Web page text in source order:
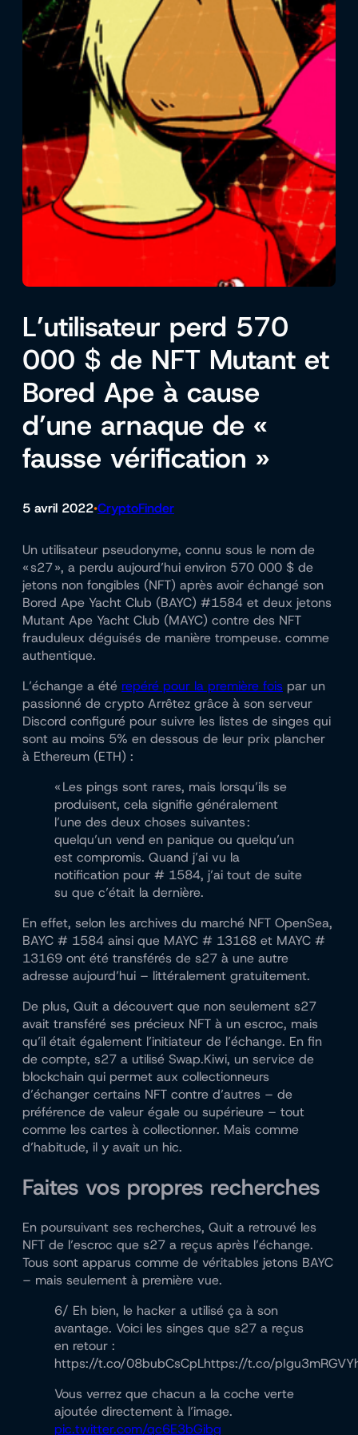
L’utilisateur perd 570
000 $ de NFT Mutant et
Bored Ape à cause
d’une arnaque de «
fausse vérification »
5 avril 2022•CryptoFinder
Un utilisateur pseudonyme, connu sous le nom de
« s27 », a perdu aujourd’hui environ 570 000 $ de
jetons non fongibles (NFT) après avoir échangé son
Bored Ape Yacht Club (BAYC) #1584 et deux jetons
Mutant Ape Yacht Club (MAYC) contre des NFT
frauduleux déguisés de manière trompeuse. comme
authentique.
L’échange a été repéré pour la première fois par un
passionné de crypto Arrêtez grâce à son serveur
Discord configuré pour suivre les listes de singes qui
sont au moins 5% en dessous de leur prix plancher
à Ethereum (ETH) :
« Les pings sont rares, mais lorsqu’ils se
produisent, cela signifie généralement
l’une des deux choses suivantes :
quelqu’un vend en panique ou quelqu’un
est compromis. Quand j’ai vu la
notification pour # 1584, j’ai tout de suite
su que c’était la dernière.
En effet, selon les archives du marché NFT OpenSea,
BAYC # 1584 ainsi que MAYC # 13168 et MAYC #
13169 ont été transférés de s27 à une autre
adresse aujourd’hui – littéralement gratuitement.
De plus, Quit a découvert que non seulement s27
avait transféré ses précieux NFT à un escroc, mais
qu’il était également l’initiateur de l’échange. En fin
de compte, s27 a utilisé Swap.Kiwi, un service de
blockchain qui permet aux collectionneurs
d’échanger certains NFT contre d’autres – de
préférence de valeur égale ou supérieure – tout
comme les cartes à collectionner. Mais comme
d’habitude, il y avait un hic.
Faites vos propres recherches
En poursuivant ses recherches, Quit a retrouvé les
NFT de l’escroc que s27 a reçus après l’échange.
Tous sont apparus comme de véritables jetons BAYC
– mais seulement à première vue.
6/ Eh bien, le hacker a utilisé ça à son
avantage. Voici les singes que s27 a reçus
en retour :
https://t.co/08bubCsCpLhttps://t.co/
Vous verrez que chacun a la coche verte
ajoutée directement à l’image.
pic.twitter.com/qc6E3bGibg